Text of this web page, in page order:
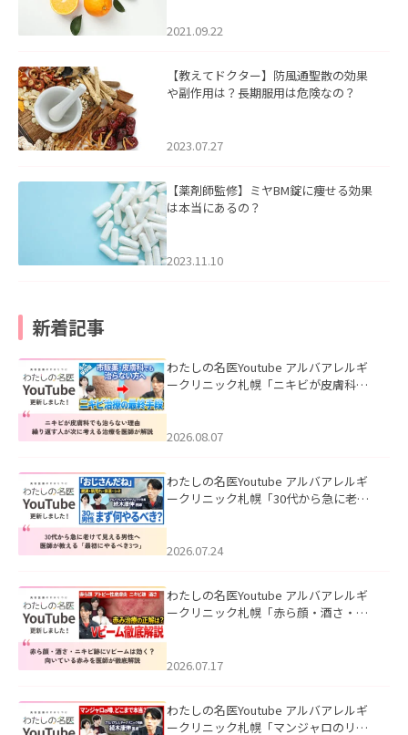
2021.09.22
【教えてドクター】防風通聖散の効果
や副作用は？長期服用は危険なの？
2023.07.27
【薬剤師監修】ミヤBM錠に痩せる効果
は本当にあるの？
2023.11.10
新着記事
わたしの名医Youtube アルバアレルギ
ークリニック札幌「ニキビが皮膚科で
ました。
2026.08.07
わたしの名医Youtube アルバアレルギ
ークリニック札幌「30代から急に老け
た。
2026.07.24
わたしの名医Youtube アルバアレルギ
ークリニック札幌「赤ら顔・酒さ・ニ
した。
2026.07.17
わたしの名医Youtube アルバアレルギ
ークリニック札幌「マンジャロのリア